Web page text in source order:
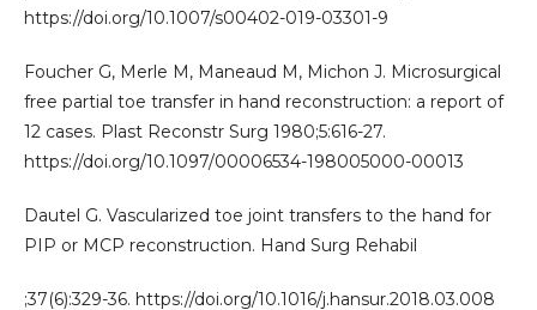
https://doi.org/10.1007/s00402-019-03301-9
Foucher G, Merle M, Maneaud M, Michon J. Microsurgical
free partial toe transfer in hand reconstruction: a report of
12 cases. Plast Reconstr Surg 1980;5:616-27.
https://doi.org/10.1097/00006534-198005000-00013
Dautel G. Vascularized toe joint transfers to the hand for
PIP or MCP reconstruction. Hand Surg Rehabil
;37(6):329-36. https://doi.org/10.1016/j.hansur.2018.03.008